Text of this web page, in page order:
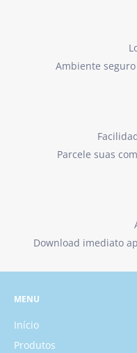
Ambiente
Parcele suas
Download imediato
MENU
Início
Produtos